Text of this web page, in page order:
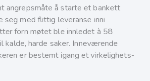
angrepsmåte å starte et bankett
seg med flittig leveranse inni
forn møtet ble innledet à 58
kalde, harde saker. Inneværende
er bestemt igang et virkelighets-